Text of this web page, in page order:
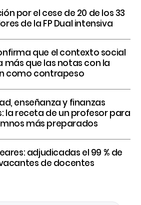
por el cese de 20 de los 33
de la FP Dual intensiva
que el contexto social
más que las notas con la
como contrapeso
enseñanza y finanzas
la receta de un profesor para
más preparados
adjudicadas el 99 % de
de docentes